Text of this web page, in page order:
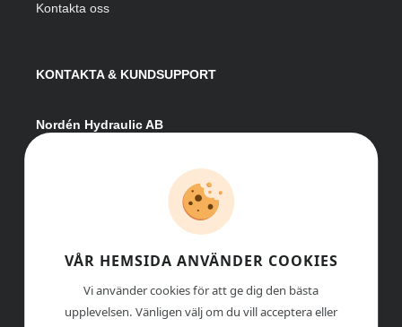
Kontakta oss
KONTAKTA & KUNDSUPPORT
Nordén Hydraulic AB
info@nordenhydraulic.se
Org-nr: 556531-8424
VÅR HEMSIDA ANVÄNDER COOKIES
Vi använder cookies för att ge dig den bästa
upplevelsen. Vänligen välj om du vill acceptera eller